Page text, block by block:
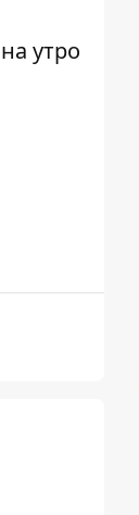
утро